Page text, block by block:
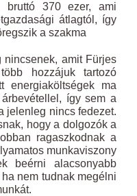
bruttó 370 ezer, ami
átlagtól, így
a szakma
nincsenek, amit Fürjes
hozzájuk tartozó
energiaköltségek ma
így sem a
jelenleg nincs fedezet.
hogy a dolgozók a
ragaszkodnak a
munkaviszony
beérni alacsonyabb
nem tudnak megélni